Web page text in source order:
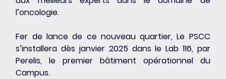
l’oncologie.
Fer de lance de ce nouveau quartier, Le PSCC
s’installera dès janvier 2025 dans le Lab 116, par
Perelis, le premier bâtiment opérationnel du
Campus.